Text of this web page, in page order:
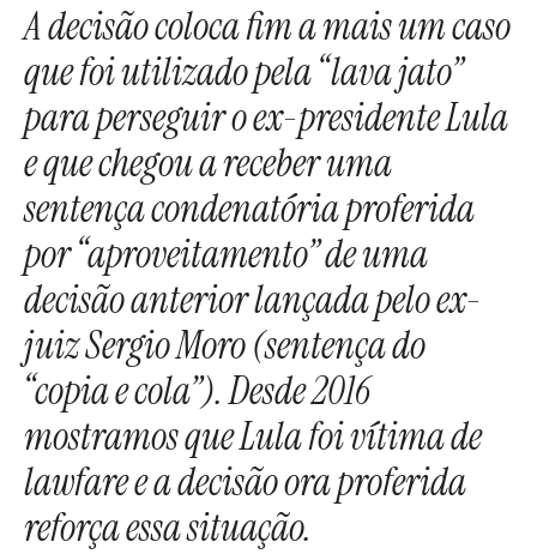
A decisão coloca fim a mais um caso
que foi utilizado pela “lava jato”
para perseguir o ex-presidente Lula
e que chegou a receber uma
sentença condenatória proferida
por “aproveitamento” de uma
decisão anterior lançada pelo ex-
juiz Sergio Moro (sentença do
“copia e cola”). Desde 2016
mostramos que Lula foi vítima de
lawfare e a decisão ora proferida
reforça essa situação.